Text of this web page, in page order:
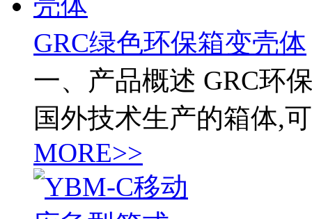
GRC绿色环保箱变壳体
一、产品概述 GRC环
国外技术生产的箱体,
MORE>>